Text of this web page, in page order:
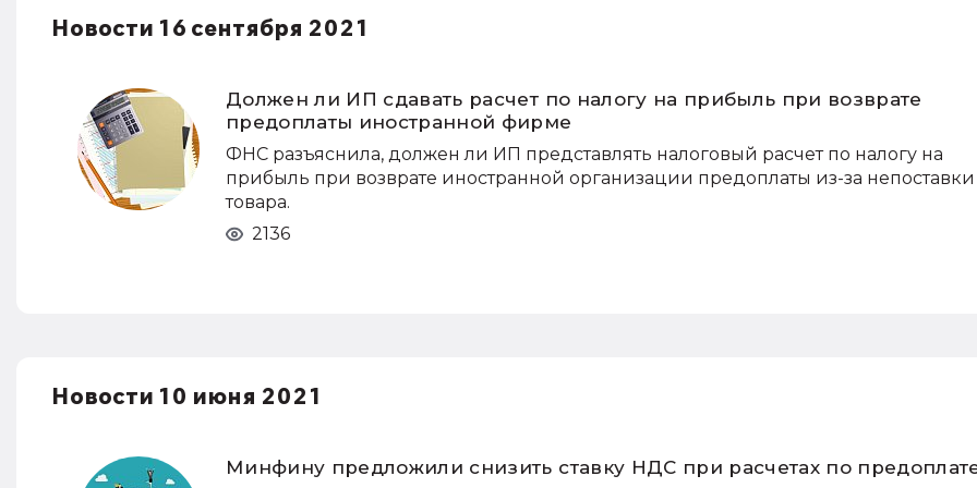
Новости 16 сентября 2021
Должен ли ИП сдавать расчет по налогу на прибыль при возврате
предоплаты иностранной фирме
ФНС разъяснила, должен ли ИП представлять налоговый расчет по налогу на
прибыль при возврате иностранной организации предоплаты из-за непоставки
товара.
2136
Новости 10 июня 2021
Минфину предложили снизить ставку НДС при расчетах по